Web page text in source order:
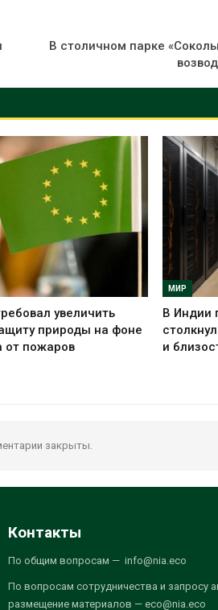
В столичном парке
увеличить
природы на фоне
от пожаров
МИР
В Индии
и
закрыты.
Контакты
По общим вопросам — info@nia.eco
По вопросам сотрудничества и запросу
размещение материалов — eco@nia.eco